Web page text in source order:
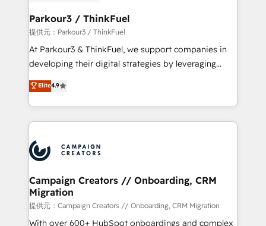
companies scale faster and smarter. 🔹 BOOMS:
Demand generation for all your buyers With BOOMS,
you invest in 100% of your buyers, accelerating your
growth and positioning yourself as an undisputed
transformation process A methodology designed to
implement HubSpot effectively and optimize your
record of business transformation, our growth-first
approach has helped brands dominate their
Parkour3 / ThinkFuel
提供元：Parkour3 / ThinkFuel
At Parkour3 & ThinkFuel, we support companies in
developing their digital strategies by leveraging
technologies and automating their marketing and
sales processes to generate growth. Our offer spans
from Strategy to Operations. We specialize in CRM
onboarding and implementation, web design, sales
extensive experience working with tech companies
and manufacturers since 2002, we are committed to
empowering our clients and developing their
autonomy. Get to grips with HubSpot through
guided implementation and seamless integration of
the CRM platform into your digital ecosystem. Would
Elite4.9
Campaign Creators // Onboarding, CRM
Migration
提供元：Campaign Creators // Onboarding, CRM Migration
With over 600+ HubSpot onboardings and complex